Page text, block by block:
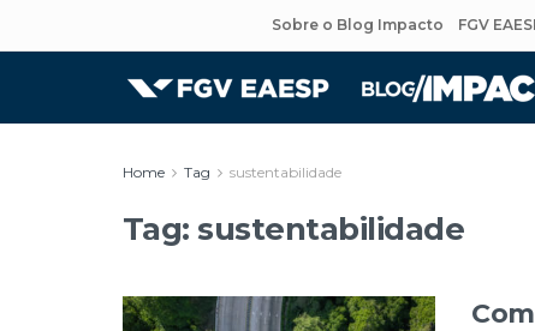
Sobre o Blog Impacto FGV
Home Tag sustentabilidade
Tag:sustentabilidade